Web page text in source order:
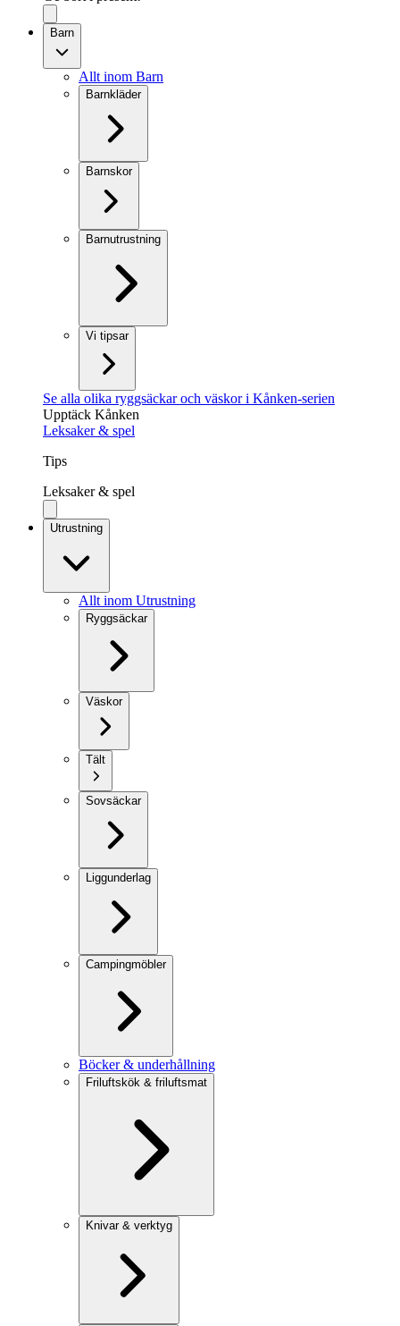
Barn
Allt inom Barn
Barnkläder
Barnskor
Barnutrustning
Vi tipsar
Se alla olika ryggsäckar och väskor i Kånken-serien
Upptäck Kånken
Leksaker & spel
Tips
Leksaker & spel
Utrustning
Allt inom Utrustning
Ryggsäckar
Väskor
Tält
Sovsäckar
Liggunderlag
Campingmöbler
Böcker & underhållning
Friluftskök & friluftsmat
Knivar & verktyg